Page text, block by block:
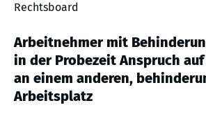
Rechtsboard
Arbeitnehmer mit
in der Probezeit Anspruch
an einem anderen,
Arbeitsplatz